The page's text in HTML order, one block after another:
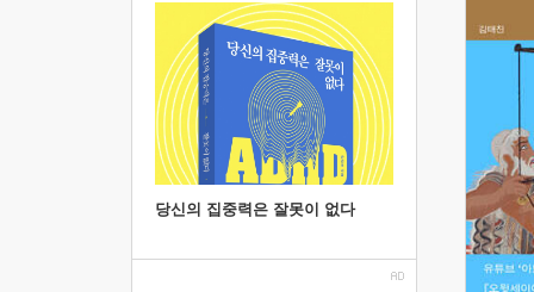
당신의 집중력은 잘못이 없다